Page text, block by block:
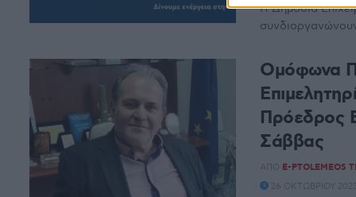
Η Δημόσια
Ομόφωνα
Πρόεδρος
Σάββας
ΑΠΌ E-PTOLEMEOS
26 ΟΚΤΩΒΡΊΟΥ